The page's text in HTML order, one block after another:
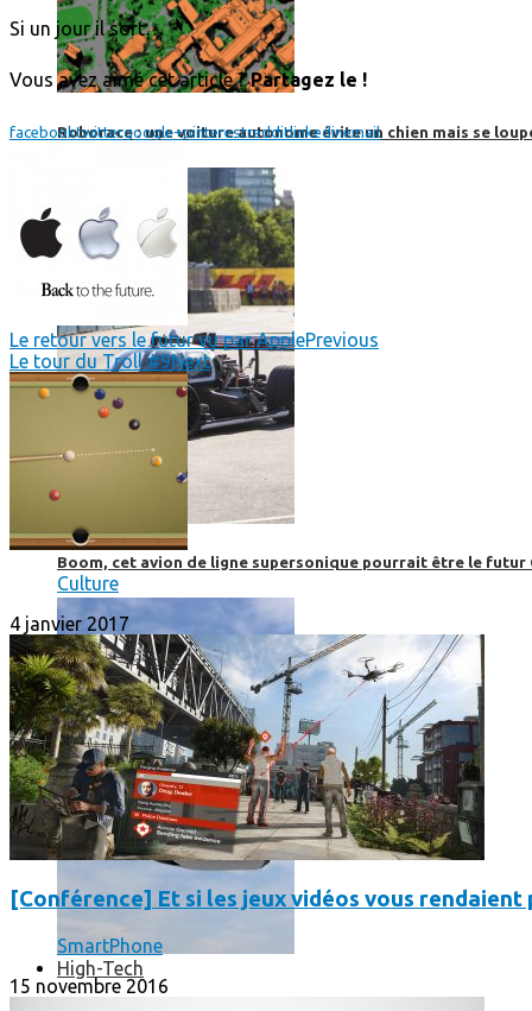
Roborace : une voiture autonome évite un chien mais se
Boom, cet avion de ligne supersonique pourrait être le futur
High-Tech
Si un jour il sort…
Vous avez aimé cet article ?Partagez le !
facebooktwittergoogle+pinterestredditlinkedinemail
Le retour vers le futur vu par ApplePrevious
Le tour du Troll #9Next
Culture
4 janvier 2017
[Conférence] Et si les jeux vidéos vous
SmartPhone
15 novembre 2016